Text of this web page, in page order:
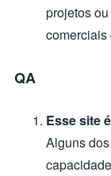
projetos
comerciais
QA
Esse site
Alguns